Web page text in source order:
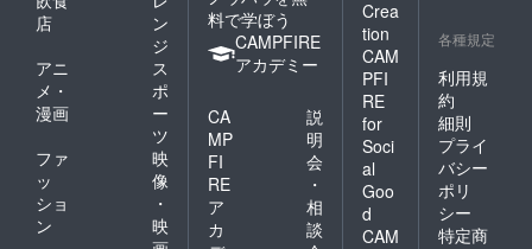
店
ン
ジ
アニ
メ・
漫画
ス
ポ
ー
ツ
ファ
ッ
ショ
ン
映
像
・
映
料で学ぼう
CAMPFIRE
アカデミー
CA
MP
FI
RE
ア
カ
説
明
会
・
相
談
Crea
tion
CAM
PFI
RE
for
Soci
al
Goo
d
CAM
各種規定
利用規
約
細則
プライ
バシー
ポリ
シー
特定商